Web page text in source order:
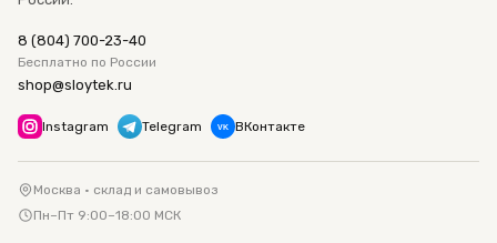
8 (804) 700-23-40
Бесплатно по России
shop@sloytek.ru
Instagram Telegram VK ВКонтакте
Москва · склад и самовывоз
Пн–Пт 9:00–18:00 МСК